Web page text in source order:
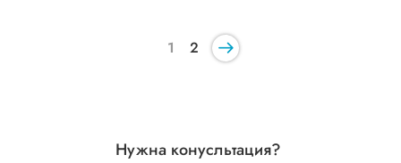
1 2
Нужна конусльтация?